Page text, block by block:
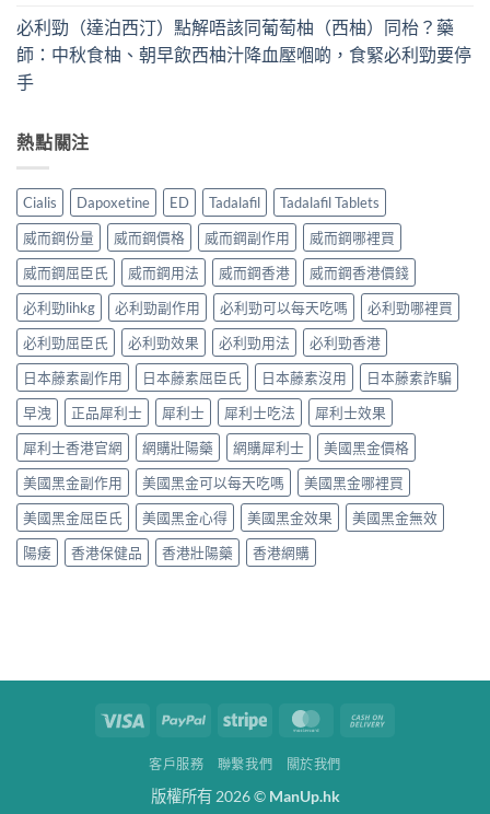
必利勁（達泊西汀）點解唔該同葡萄柚（西柚）同枱？藥
師：中秋食柚、朝早飲西柚汁降血壓嗰啲，食緊必利勁要停
手
熱點關注
Cialis Dapoxetine ED Tadalafil
Tadalafil Tablets
威而鋼份量
威而鋼價格 威而鋼副作用
威而鋼哪裡買
威而鋼屈臣氏
威而鋼用法 威而鋼香港
威而鋼香港價錢
必利勁lihkg
必利勁副作用 必利勁可以每天吃嗎
必利勁哪裡買
必利勁屈臣氏
必利勁效果 必利勁用法
必利勁香港
日本藤素副作用
日本藤素屈臣氏 日本藤素沒用
日本藤素詐騙
早洩
正品犀利士 犀利士 犀利士吃法
犀利士效果
犀利士香港官網
網購壯陽藥 網購犀利士
美國黑金價格
美國黑金副作用
美國黑金可以每天吃嗎
美國黑金哪裡買
美國黑金屈臣氏
美國黑金心得 美國黑金效果
美國黑金無效
陽痿
香港保健品 香港壯陽藥 香港網購
Visa PayPal Stripe MasterCard
客戶服務 聯繫我們 關於我們
版權所有 2026 © ManUp.hk